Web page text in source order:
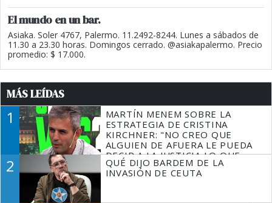
El mundo en un bar.
Asiaka. Soler 4767, Palermo. 11.2492-8244. Lunes a sábados de
11.30 a 23.30 horas. Domingos cerrado. @asiakapalermo. Precio
promedio: $ 17.000.
MÁS LEÍDAS
1
MARTÍN MENEM SOBRE LA
ESTRATEGIA DE CRISTINA
KIRCHNER: "NO CREO QUE
ALGUIEN DE AFUERA LE PUEDA
DECIR A LA JUSTICIA LO QUE
TIENE QUE HACER"
2
QUÉ DIJO BARDEM DE LA
INVASIÓN DE CEUTA